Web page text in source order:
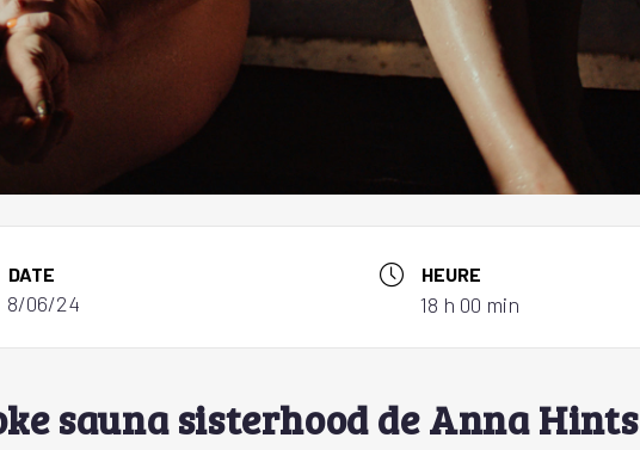
DATE
8/06/24
HEURE
18 h 00 min
sauna sisterhood de Anna Hints